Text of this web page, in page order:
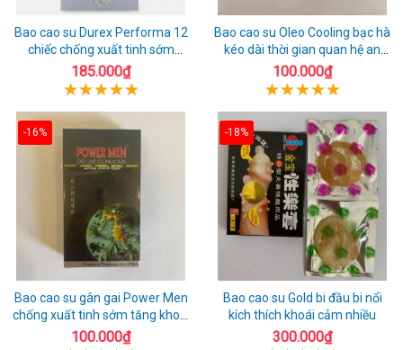
Bao cao su Durex Performa 12
chiếc chống xuất tinh sớm
chuẩn Thái Lan
185.000₫
Bao cao su Oleo Cooling bạc hà
kéo dài thời gian quan hệ an
toàn
100.000₫
-16%
Bao cao su gân gai Power Men
chống xuất tinh sớm tăng khoái
cảm
100.000₫
-18%
Bao cao su Gold bi đầu bi nổi
kích thích khoái cảm nhiều
300.000₫